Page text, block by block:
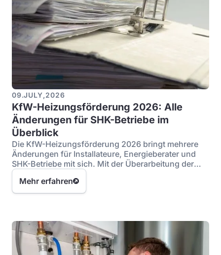
09.JULY,2026
KfW-Heizungsförderung 2026: Alle
Änderungen für SHK-Betriebe im
Überblick
Die KfW-Heizungsförderung 2026 bringt mehrere
Änderungen für Installateure, Energieberater und
SHK-Betriebe mit sich. Mit der Überarbeitung der
BEG Förderung verfolgt die Bundesregierung das
Ziel, die Förderstruktur zu vereinfachen und
gleichzeitig die europäische Wärmepumpen-
Mehr erfahren